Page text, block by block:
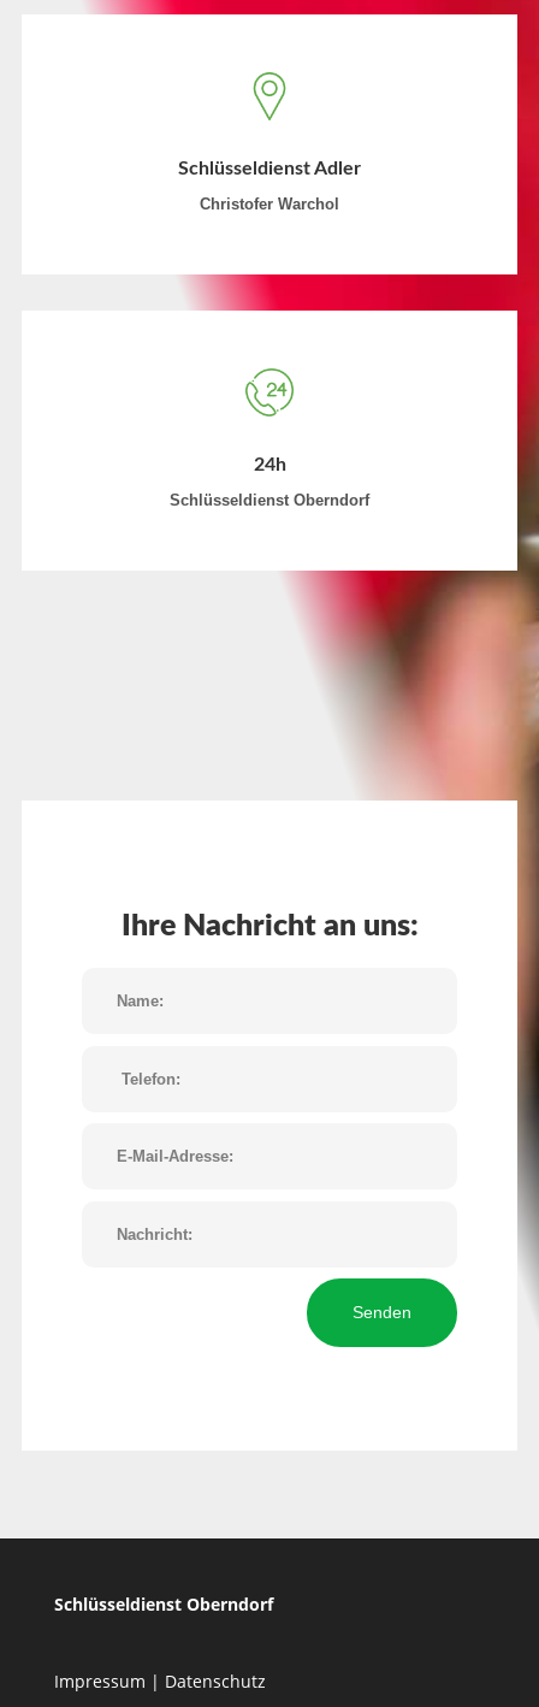
Schlüsseldienst Adler
Christofer Warchol
24h
Schlüsseldienst Oberndorf
Ihre Nachricht an uns:
Senden
Schlüsseldienst Oberndorf
Impressum | Datenschutz